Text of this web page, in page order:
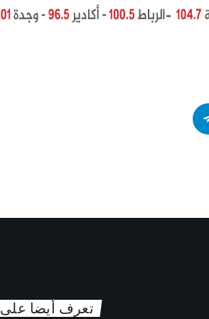
تعرف أيضا على